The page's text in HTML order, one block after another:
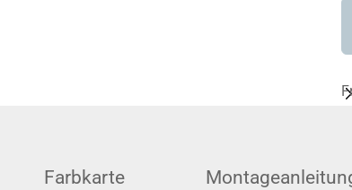
Farbkarte